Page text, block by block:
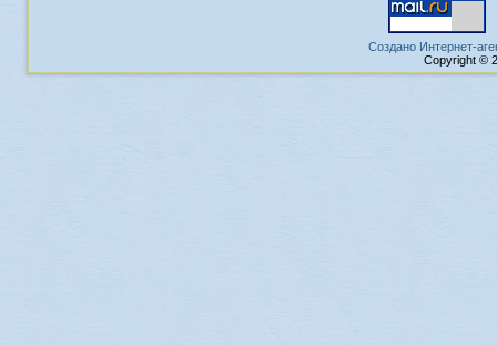
Создано Интернет-
Copyright ©